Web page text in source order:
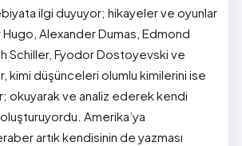
ilgi duyuyor; hikayeler ve oyunlar
Alexander Dumas, Edmond
Schiller, Fyodor Dostoyevski ve
kimi düşünceleri olumlu kimilerini ise
okuyarak ve analiz ederek kendi
oluşturuyordu. Amerika’ya
artık kendisinin de yazması